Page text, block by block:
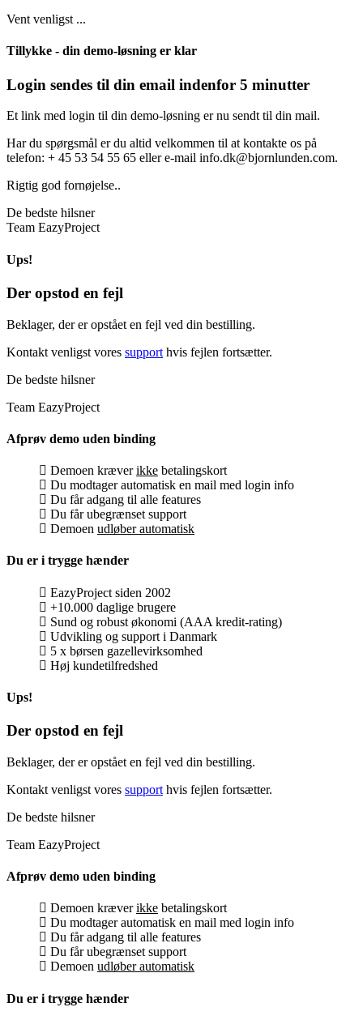
Vent venligst ...
Tillykke - din demo-løsning er klar
Login sendes til din email indenfor 5 minutter
Et link med login til din demo-løsning er nu sendt til din mail.
Har du spørgsmål er du altid velkommen til at kontakte os på
telefon: + 45 53 54 55 65 eller e-mail info.dk@bjornlunden.com.
Rigtig god fornøjelse..
De bedste hilsner
Team EazyProject
Ups!
Der opstod en fejl
Beklager, der er opstået en fejl ved din bestilling.
Kontakt venligst vores support hvis fejlen fortsætter.
De bedste hilsner
Team EazyProject
Afprøv demo uden binding
Demoen kræverikke betalingskort
Du modtager automatisk en mail med login info
Du får adgang til alle features
Du får ubegrænset support
Demoen udløber automatisk
Du er i trygge hænder
EazyProject siden 2002
+10.000 daglige brugere
Sund og robust økonomi (AAA kredit-rating)
Udvikling og support i Danmark
5 x børsen gazellevirksomhed
Høj kundetilfredshed
Ups!
Der opstod en fejl
Beklager, der er opstået en fejl ved din bestilling.
Kontakt venligst vores support hvis fejlen fortsætter.
De bedste hilsner
Team EazyProject
Afprøv demo uden binding
Demoen kræverikke betalingskort
Du modtager automatisk en mail med login info
Du får adgang til alle features
Du får ubegrænset support
Demoen udløber automatisk
Du er i trygge hænder